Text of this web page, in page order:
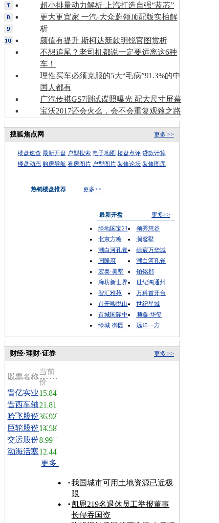
超小排量动力解析 上汽打造自强“蓝芯”
更大更宜家 一汽-大众蔚领顶配版实拍解
析
颜值有提升 斯柯达新款明锐官图赏析
不想追尾？老司机都说一定要远离这6种
车！
理性买车必须克服的5大“毛病”91.3%的中
国人都有
广汽传祺GS7测试谍照曝光 配大尺寸屏幕
宝沃2017还会火么，会不会重复观致之路
更多 >>
搜狐焦点网
楼盘速查 最新开盘 户型搜索 电子地图 楼盘点评 贷款计算
楼盘动态 购房导航 看房图片 户型图片 装修论坛 装修图库
热销楼盘推荐 更多>>
最新开盘
更多>>
绿地国宝21
领秀慧谷
北京方糖
澜馨墅
潮白河孔雀
绿宸万华城
国隆府
潮白河孔雀
宏泰·美墅
铂铭郡
廊坊新世界
世纪鸿通州
智汇雅苑
万科首开台
首开熙悦山
世纪星城
首城国际中
顺鑫·华玺
绿城·御园
远洋一方
更多 >>
财经·理财·证券
股票名称
当前
价
晋亿实业15.84
晋西车轴21.81
哈飞股份36.92
巨轮股份14.58
交运股份8.99
渤海活塞12.44
更多
我国城市可用土地资源已近极
限
凯恩219名退休员工举报董事
长侵吞国资